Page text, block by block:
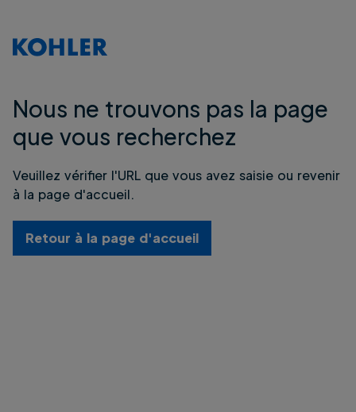
Nous ne trouvons pas la page
que vous recherchez
Veuillez vérifier l'URL que vous avez saisie ou revenir
à la page d'accueil.
Retour à la page d'accueil